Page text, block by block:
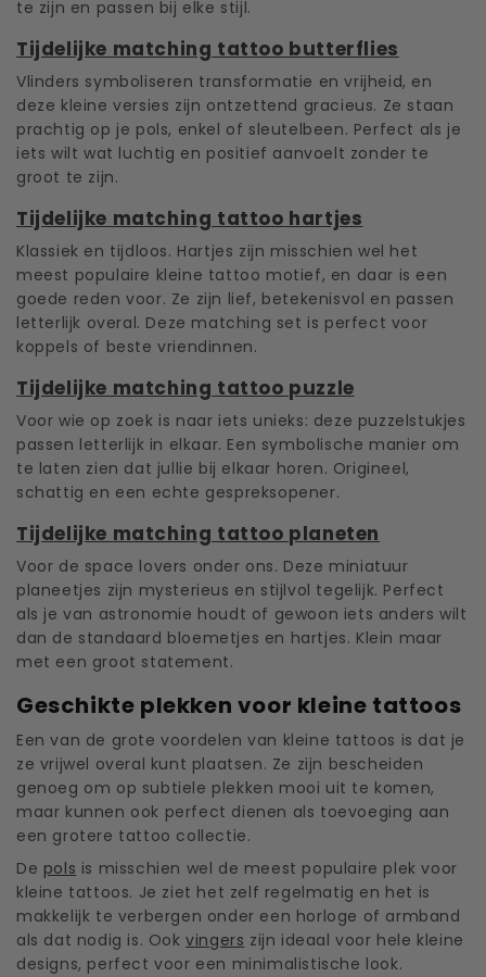
te zijn en passen bij elke stijl.
Tijdelijke matching tattoo butterflies
Vlinders symboliseren transformatie en vrijheid, en
deze kleine versies zijn ontzettend gracieus. Ze staan
prachtig op je pols, enkel of sleutelbeen. Perfect als je
iets wilt wat luchtig en positief aanvoelt zonder te
groot te zijn.
Tijdelijke matching tattoo hartjes
Klassiek en tijdloos. Hartjes zijn misschien wel het
meest populaire kleine tattoo motief, en daar is een
goede reden voor. Ze zijn lief, betekenisvol en passen
letterlijk overal. Deze matching set is perfect voor
koppels of beste vriendinnen.
Tijdelijke matching tattoo puzzle
Voor wie op zoek is naar iets unieks: deze puzzelstukjes
passen letterlijk in elkaar. Een symbolische manier om
te laten zien dat jullie bij elkaar horen. Origineel,
schattig en een echte gespreksopener.
Tijdelijke matching tattoo planeten
Voor de space lovers onder ons. Deze miniatuur
planeetjes zijn mysterieus en stijlvol tegelijk. Perfect
als je van astronomie houdt of gewoon iets anders wilt
dan de standaard bloemetjes en hartjes. Klein maar
met een groot statement.
Geschikte plekken voor kleine tattoos
Een van de grote voordelen van kleine tattoos is dat je
ze vrijwel overal kunt plaatsen. Ze zijn bescheiden
genoeg om op subtiele plekken mooi uit te komen,
maar kunnen ook perfect dienen als toevoeging aan
een grotere tattoo collectie.
De pols is misschien wel de meest populaire plek voor
kleine tattoos. Je ziet het zelf regelmatig en het is
makkelijk te verbergen onder een horloge of armband
als dat nodig is. Ookvingers zijn ideaal voor hele kleine
designs, perfect voor een minimalistische look.